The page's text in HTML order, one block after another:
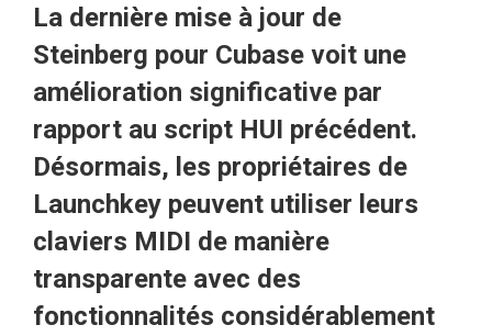
La dernière mise à jour de
Steinberg pour Cubase voit une
amélioration significative par
rapport au script HUI précédent.
Désormais, les propriétaires de
Launchkey peuvent utiliser leurs
claviers MIDI de manière
transparente avec des
fonctionnalités considérablement